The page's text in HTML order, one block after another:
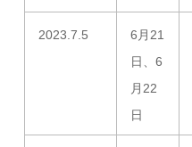
2023.7.5
6月21
日、6
月22
日